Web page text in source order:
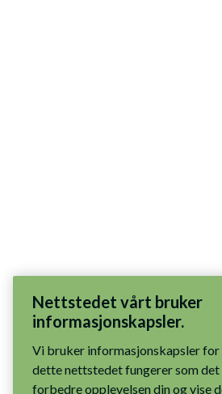
Vi bruker informasjonskapsler for
dette nettstedet fungerer som det
forbedre opplevelsen din og vise
innhold. Du har kontrollen: godta